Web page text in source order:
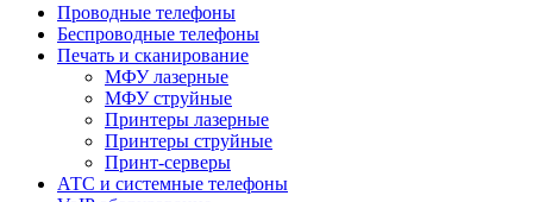
Проводные телефоны
Беспроводные телефоны
Печать и сканирование
МФУ лазерные
МФУ струйные
Принтеры лазерные
Принтеры струйные
Принт-серверы
АТС и системные телефоны